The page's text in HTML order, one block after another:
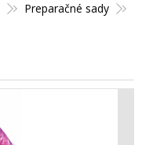
Preparačné sady